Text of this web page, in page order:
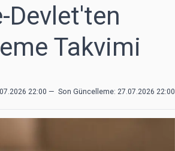
Devlet'ten
Takvimi
22:00 — Son Güncelleme: 27.07.2026 22:00